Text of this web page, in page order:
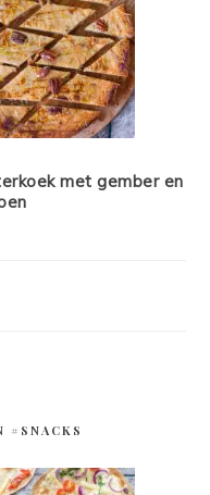
met gember en
#SNACKS